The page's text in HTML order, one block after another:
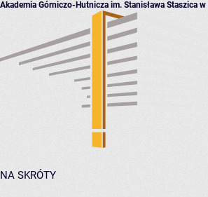
Akademia Górniczo-Hutnicza im. Stanisława Staszica
NA SKRÓTY